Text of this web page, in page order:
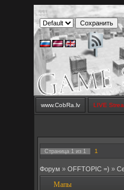
www.CobRa.lv LIVE
Страница 1 из 1 1
Форум » OFFTOPIC =) »
Мапы